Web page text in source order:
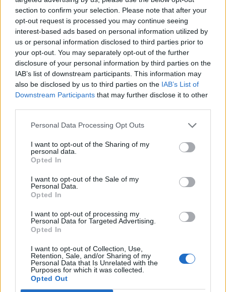
section to confirm your selection. Please note that after your
opt-out request is processed you may continue seeing
interest-based ads based on personal information utilized by
us or personal information disclosed to third parties prior to
your opt-out. You may separately opt-out of the further
disclosure of your personal information by third parties on the
IAB’s list of downstream participants. This information may
also be disclosed by us to third parties on the IAB’s List of
Downstream Participants that may further disclose it to other
Personal Data Processing Opt Outs
I want to opt-out of the Sharing of my
personal data.
Opted In
I want to opt-out of the Sale of my
Personal Data.
Opted In
I want to opt-out of processing my
Personal Data for Targeted Advertising.
Opted In
I want to opt-out of Collection, Use,
Retention, Sale, and/or Sharing of my
Personal Data that Is Unrelated with the
Purposes for which it was collected.
Opted Out
UUTISET
Leskeneläke ei kuulu kaikille –
Kela muistuttaa tärkeästä
ikärajasta
2
MATKAILU
jatkossa toinen lentoyhtiö –
matkustajille tärkeä rajoitus